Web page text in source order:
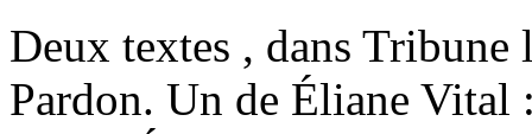
Deux textes , dans
Pardon. Un de Éliane